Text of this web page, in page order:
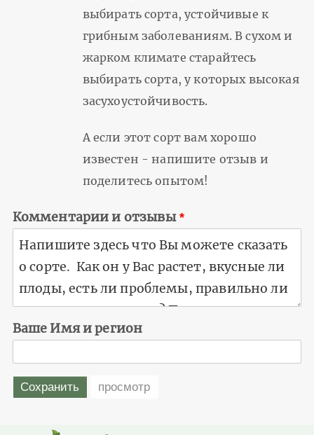
выбирать сорта, устойчивые к
грибным заболеваниям. В сухом и
жарком климате старайтесь
выбирать сорта, у которых высокая
засухоустойчивость.
А если этот сорт вам хорошо
известен - напишите отзыв и
поделитесь опытом!
Комментарии и отзывы
Ваше Имя и регион